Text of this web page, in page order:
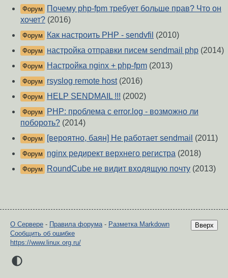
Форум
Почему php-fpm требует больше прав? Что он
хочет? (2016)
Форум Как настроить PHP - sendvfil (2010)
Форум настройка отправки писем sendmail php (2014)
Форум Настройка nginx + php-fpm (2013)
Форум rsyslog remote host(2016)
Форум HELP SENDMAIL !!! (2002)
Форум
PHP: проблема с error.log - возможно ли
побороть? (2014)
Форум [вероятно, баян] Не работает sendmail (2011)
Форум nginx редирект верхнего регистра (2018)
Форум RoundCube не видит входящую почту (2013)
Вверх
О Сервере - Правила форума- Разметка Markdown
Сообщить об ошибке
https://www.linux.org.ru/